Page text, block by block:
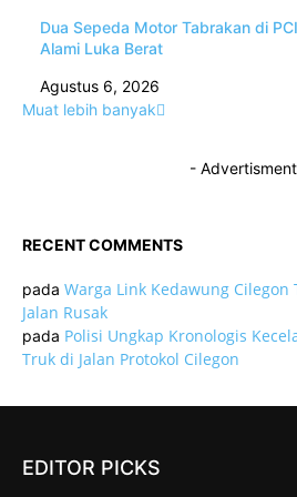
Dua Sepeda Motor Tabrakan di
Alami Luka Berat
Agustus 6, 2026
Muat lebih banyak
-
RECENT COMMENTS
pada Warga Link Kedawung Cilegon
Jalan Rusak
pada Polisi Ungkap Kronologis
Truk di Jalan Protokol Cilegon
EDITOR PICKS